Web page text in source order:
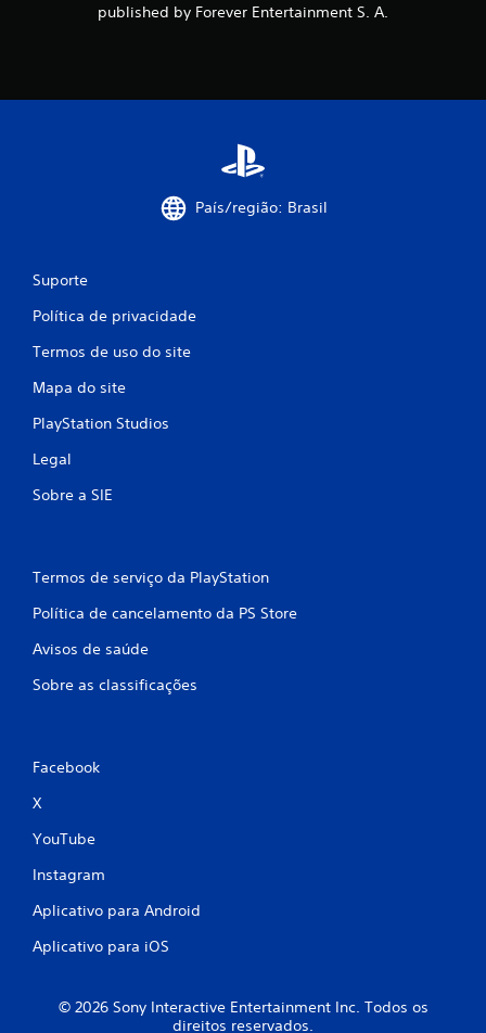
published by Forever Entertainment S. A.
País/região: Brasil
Suporte
Política de privacidade
Termos de uso do site
Mapa do site
PlayStation Studios
Legal
Sobre a SIE
Termos de serviço da PlayStation
Política de cancelamento da PS Store
Avisos de saúde
Sobre as classificações
Facebook
X
YouTube
Instagram
Aplicativo para Android
Aplicativo para iOS
© 2026 Sony Interactive Entertainment Inc. Todos os
direitos reservados.